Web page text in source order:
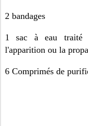
2 bandages
1 sac à eau traité
l'apparition ou la
6 Comprimés de